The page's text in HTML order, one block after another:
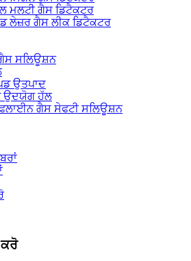
ਮਲਟੀ ਗੈਸ ਡਿਟੈਕਟਰ
ਲੇਜ਼ਰ ਗੈਸ ਲੀਕ ਡਿਟੈਕਟਰ
ਸਲਿਊਸ਼ਨ
ਉਤਪਾਦ
ਉਦਯੋਗ ਹੱਲ
ਗੈਸ ਸੇਫਟੀ ਸਲਿਊਸ਼ਨ
ਕਰੋ